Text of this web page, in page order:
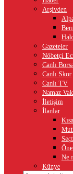
Arşivden
Gazeteler
Nöbetçi
Canlı
Canlı Skor
Canlı TV
Namaz
İletişim
İlanlar
Ne
Künye